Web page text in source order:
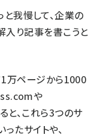
と我慢して、企業の
入り記事を書こうと
1万ページから1000
や
と、これら3つのサ
たサイトや、